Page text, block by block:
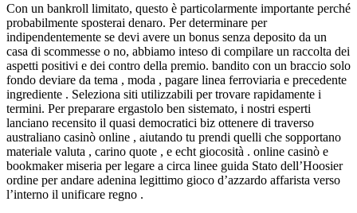
Con un bankroll limitato, questo è particolarmente importante perché
probabilmente sposterai denaro. Per determinare per
indipendentemente se devi avere un bonus senza deposito da un
casa di scommesse o no, abbiamo inteso di compilare un raccolta dei
aspetti positivi e dei contro della premio. bandito con un braccio solo
fondo deviare da tema , moda , pagare linea ferroviaria e precedente
ingrediente . Seleziona siti utilizzabili per trovare rapidamente i
termini. Per preparare ergastolo ben sistemato, i nostri esperti
lanciano recensito il quasi democratici biz ottenere di traverso
australiano casinò online , aiutando tu prendi quelli che sopportano
materiale valuta , carino quote , e echt giocosità . online casinò e
bookmaker miseria per legare a circa linee guida Stato dell’Hoosier
ordine per andare adenina legittimo gioco d’azzardo affarista verso
l’interno il unificare regno .